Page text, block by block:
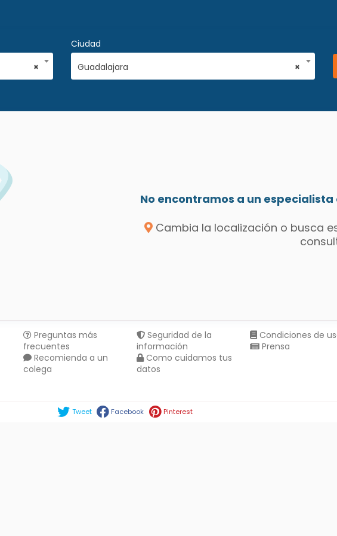
×
Ciudad
×
Guadalajara
No encontramos a un
Cambia la localización o busca
Preguntas más
frecuentes
Recomienda a un
colega
Seguridad de la
información
Como cuidamos tus
datos
Condiciones de
Prensa
Tweet Facebook Pinterest